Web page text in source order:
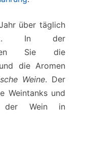
über täglich
In der
Sie die
die Aromen
Weine. Der
Weintanks und
der Wein in